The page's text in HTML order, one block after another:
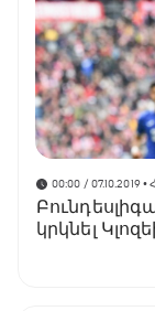
00:00 / 07.10.2019•
կրկնել